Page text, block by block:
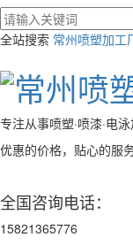
全站搜索 常州喷塑加工
专注从事喷塑·喷漆·电
优惠的价格，贴心的服
全国咨询电话：
15821365776